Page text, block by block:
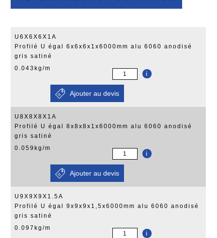
U6X6X6X1A
Profilé U égal 6x6x6x1x6000mm alu 6060 anodisé
gris satiné
0.043kg/m
i
U8X8X8X1A
Profilé U égal 8x8x8x1x6000mm alu 6060 anodisé
gris satiné
0.059kg/m
i
U9X9X9X1.5A
Profilé U égal 9x9x9x1,5x6000mm alu 6060 anodisé
gris satiné
0.097kg/m
i